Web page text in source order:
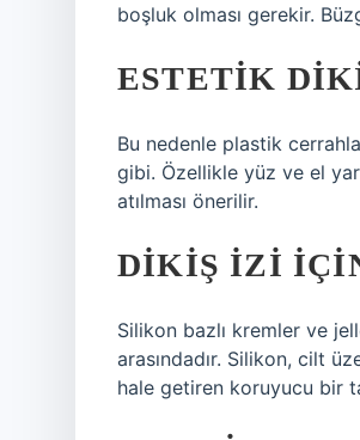
boşluk olması gerekir.
ESTETIK
Bu nedenle plastik
gibi. Özellikle yüz ve el
atılması önerilir.
DIKIŞ IZI
Silikon bazlı kremler ve
arasındadır. Silikon, cilt
hale getiren koruyucu bir